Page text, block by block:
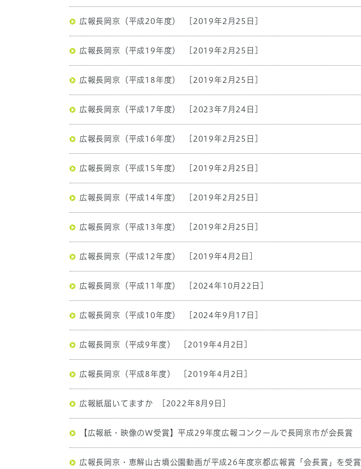
広報長岡京（平成20年度） [2019年2月25日]
広報長岡京（平成19年度） [2019年2月25日]
広報長岡京（平成18年度） [2019年2月25日]
広報長岡京（平成17年度） [2023年7月24日]
広報長岡京（平成16年度） [2019年2月25日]
広報長岡京（平成15年度） [2019年2月25日]
広報長岡京（平成14年度） [2019年2月25日]
広報長岡京（平成13年度） [2019年2月25日]
広報長岡京（平成12年度） [2019年4月2日]
広報長岡京（平成11年度） [2024年10月22日]
広報長岡京（平成10年度） [2024年9月17日]
広報長岡京（平成9年度） [2019年4月2日]
広報長岡京（平成8年度） [2019年4月2日]
広報紙届いてますか [2022年8月9日]
【広報紙・映像のW受賞】平成29年度広報コンクールで長岡京市が会長賞
広報長岡京・恵解山古墳公園動画が平成26年度京都広報賞「会長賞」を受賞